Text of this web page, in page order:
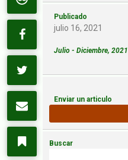
Publicado
julio 16, 2021
Julio - Diciembre, 2021
Enviar un articulo
Buscar